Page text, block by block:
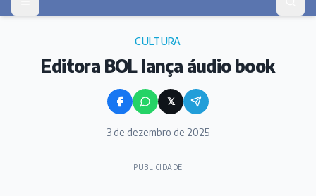
CULTURA
Editora BOL lança áudio book
𝕏
3 de dezembro de 2025
PUBLICIDADE